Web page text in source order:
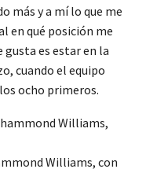
más y a mí lo que me
en qué posición me
gusta es estar en la
cuando el equipo
ocho primeros.
Williams, con